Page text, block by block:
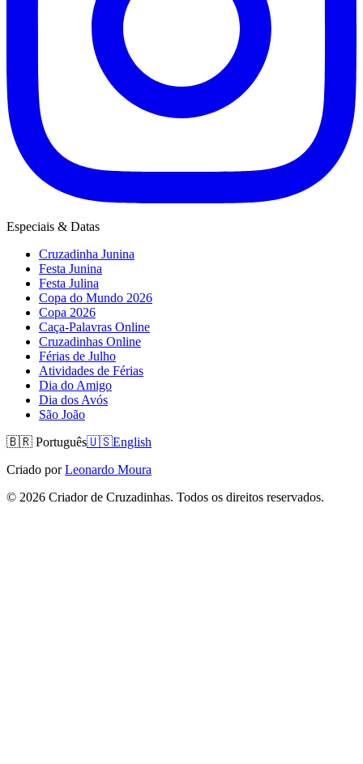
Especiais & Datas
Cruzadinha Junina
Festa Junina
Festa Julina
Copa do Mundo 2026
Copa 2026
Caça-Palavras Online
Cruzadinhas Online
Férias de Julho
Atividades de Férias
Dia do Amigo
Dia dos Avós
São João
🇧🇷 Português🇺🇸English
Criado por Leonardo Moura
© 2026 Criador de Cruzadinhas. Todos os direitos reservados.